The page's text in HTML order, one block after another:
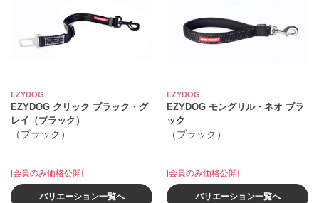
EZYDOG
EZYDOG クリック ブラック・グ
レイ（ブラック）
（ブラック）
[会員のみ価格公開]
バリエーション一覧へ
EZYDOG
EZYDOG モングリル・ネオ ブラ
ック
（ブラック）
[会員のみ価格公開]
バリエーション一覧へ